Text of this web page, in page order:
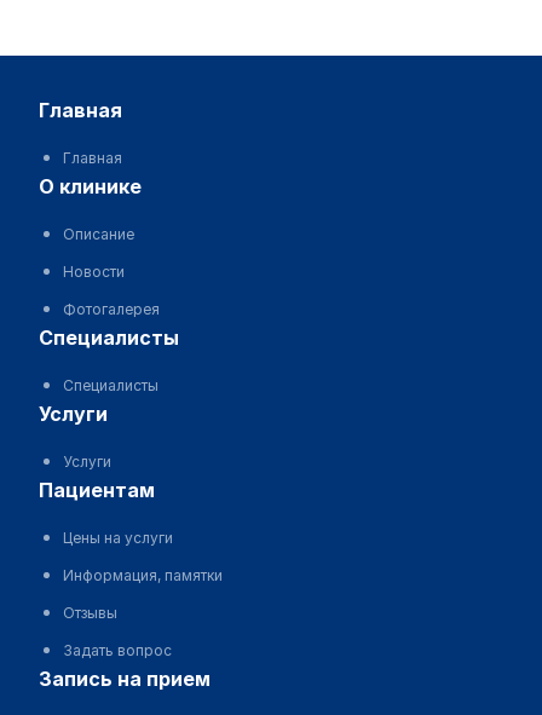
главная
Главная
о клинике
Описание
Новости
Фотогалерея
специалисты
Специалисты
услуги
Услуги
пациентам
Цены на услуги
Информация, памятки
Отзывы
Задать вопрос
запись на прием